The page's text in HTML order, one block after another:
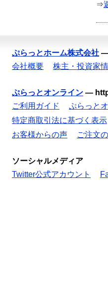
⇒
ぷらっとホーム株式会社
会社概要
株主・投資家
ぷらっとオンライン —
ご利用ガイド
ぷらっと
特定商取引法に基づく表示
お客様からの声
ご注文
ソーシャルメディア
Twitter公式アカウント